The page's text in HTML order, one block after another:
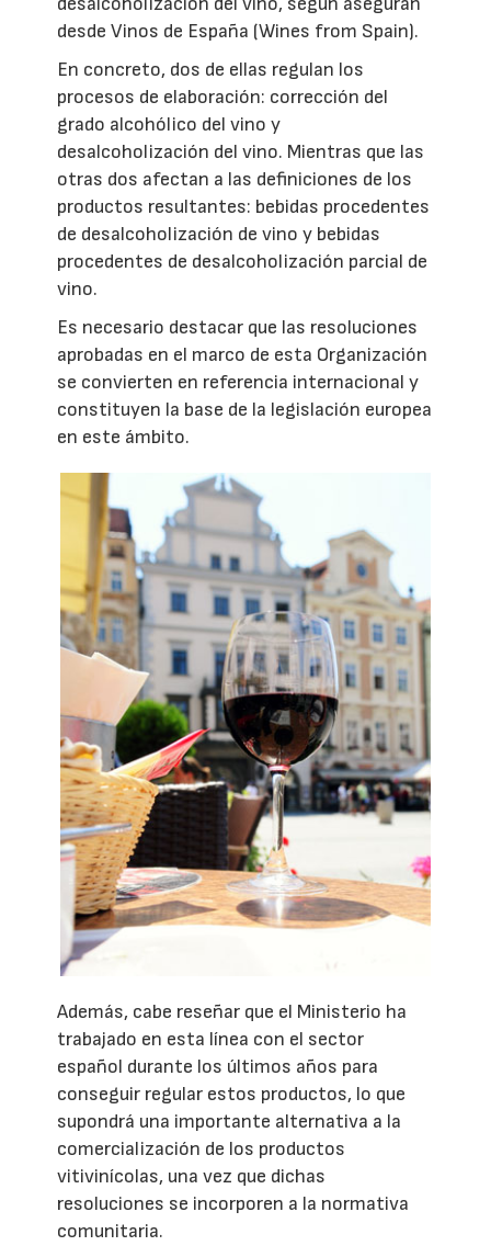
desde Vinos de España (Wines from Spain).
En concreto, dos de ellas regulan los
procesos de elaboración: corrección del
grado alcohólico del vino y
desalcoholización del vino. Mientras que las
otras dos afectan a las definiciones de los
productos resultantes: bebidas procedentes
de desalcoholización de vino y bebidas
procedentes de desalcoholización parcial de
vino.
Es necesario destacar que las resoluciones
aprobadas en el marco de esta Organización
se convierten en referencia internacional y
constituyen la base de la legislación europea
en este ámbito.
Además, cabe reseñar que el Ministerio ha
trabajado en esta línea con el sector
español durante los últimos años para
conseguir regular estos productos, lo que
supondrá una importante alternativa a la
comercialización de los productos
vitivinícolas, una vez que dichas
resoluciones se incorporen a la normativa
comunitaria.